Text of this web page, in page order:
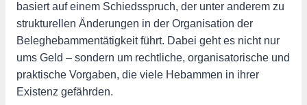
basiert auf einem Schiedsspruch, der unter anderem zu
strukturellen Änderungen in der Organisation der
Beleghebammentätigkeit führt. Dabei geht es nicht nur
ums Geld – sondern um rechtliche, organisatorische und
praktische Vorgaben, die viele Hebammen in ihrer
Existenz gefährden.